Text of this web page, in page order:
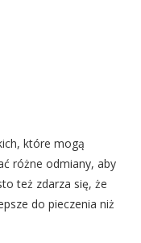
które mogą
różne odmiany, aby
też zdarza się, że
do pieczenia niż